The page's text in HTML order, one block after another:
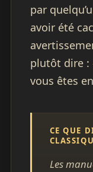
par
avoir été
plutôt dire :
vous êtes
CE QUE
Les